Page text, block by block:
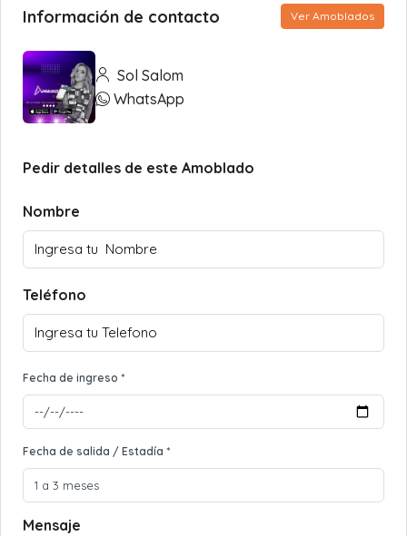
Información de contacto Ver Amoblados
Sol Salom
WhatsApp
Pedir detalles de este Amoblado
Nombre
Teléfono
Fecha de ingreso *
Fecha de salida / Estadía *
Mensaje